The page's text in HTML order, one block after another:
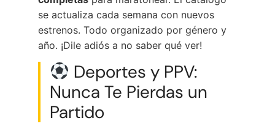
se actualiza cada semana con nuevos
estrenos. Todo organizado por género y
año. ¡Dile adiós a no saber qué ver!
Deportes y PPV:
Nunca Te Pierdas un
Partido